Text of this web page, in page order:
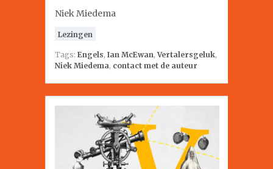
Niek Miedema
Lezingen
Tags: Engels, Ian McEwan,Vertalersgeluk,
Niek Miedema, contact met de auteur